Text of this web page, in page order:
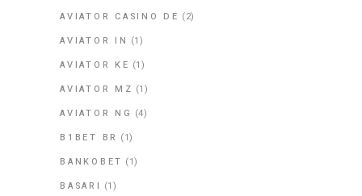
AVIATOR CASINO DE (2)
AVIATOR IN (1)
AVIATOR KE (1)
AVIATOR MZ (1)
AVIATOR NG (4)
B1BET BR (1)
BANKOBET (1)
BASARI (1)